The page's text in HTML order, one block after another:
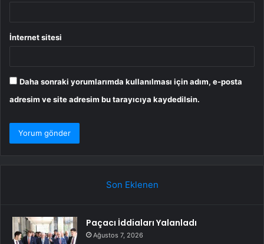
İnternet sitesi
Daha sonraki yorumlarımda kullanılması için adım, e-posta
adresim ve site adresim bu tarayıcıya kaydedilsin.
Son Eklenen
Paçacı İddiaları Yalanladı
Ağustos 7, 2026